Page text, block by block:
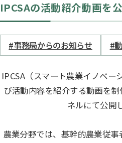
IPCSAの活動紹介動画を
#事務局からのお知らせ #
IPCSA（スマート農業イノベー
び活動内容を紹介する動画を
ネルにて公開
農業分野では、基幹的農業従